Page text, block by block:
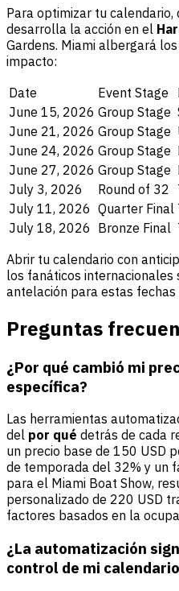
Para optimizar tu calendario,
desarrolla la acción en el
Gardens. Miami albergará
impacto:
Date
Event Stage
June 15, 2026 Group Stage
June 21, 2026 Group Stage
June 24, 2026 Group Stage
June 27, 2026 Group Stage
July 3, 2026
Round of 32
July 11, 2026 Quarter Final
July 18, 2026 Bronze Final
Abrir tu calendario con
los fanáticos internacionales
antelación para estas fechas
Preguntas
¿Por qué cambió mi
específica?
Las herramientas
del por qué detrás de cada
un precio base de 150 USD
de temporada del 32% y un
para el Miami Boat Show,
personalizado de 220 USD
factores basados en la
¿La automatización
control de mi